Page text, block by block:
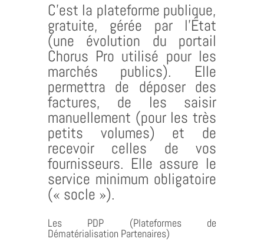
C’est la plateforme publique,
gratuite, gérée par l’État
(une évolution du portail
Chorus Pro utilisé pour les
marchés publics). Elle
permettra de déposer des
factures, de les saisir
manuellement (pour les très
petits volumes) et de
recevoir celles de vos
fournisseurs. Elle assure le
service minimum obligatoire
(« socle »).
Les PDP (Plateformes de
Dématérialisation Partenaires)